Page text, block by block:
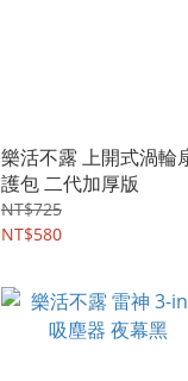
樂活不露 上開式渦輪
護包 二代加厚版
NT$725
NT$580